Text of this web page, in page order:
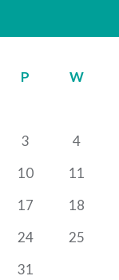
P W
3
4
10
11
17
18
24
25
31